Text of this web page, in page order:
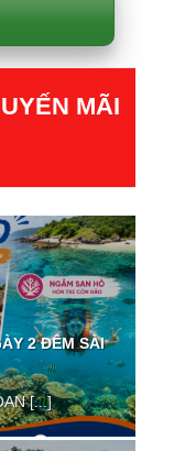
MÃI
2 ĐÊM SÀI
[...]